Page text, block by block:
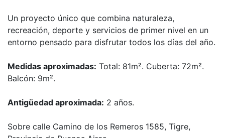
Un proyecto único que combina naturaleza,
recreación, deporte y servicios de primer nivel en un
entorno pensado para disfrutar todos los días del año.
Medidas aproximadas: Total: 81m². Cuberta: 72m².
Balcón: 9m².
Antigüedad aproximada: 2 años.
Sobre calle Camino de los Remeros 1585, Tigre,